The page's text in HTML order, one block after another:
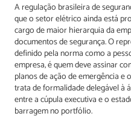
A regulação brasileira de
que o setor elétrico ainda está
cargo de maior hierarquia da
documentos de segurança. O
definido pela norma como a
empresa, é quem deve assinar
planos de ação de emergência e
trata de formalidade delegável à
entre a cúpula executiva e o
barragem no portfólio.